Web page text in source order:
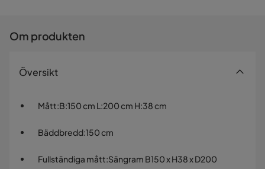
Om produkten
Översikt
Mått:B:150 cm L:200 cm H:38 cm
Bäddbredd:150 cm
Fullständiga mått:Sängram B150 x H38 x D200